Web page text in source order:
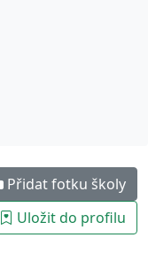
Přidat fotku školy
Uložit do profilu